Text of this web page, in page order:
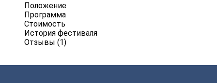
Положение
Программа
Стоимость
История фестиваля
Отзывы (1)